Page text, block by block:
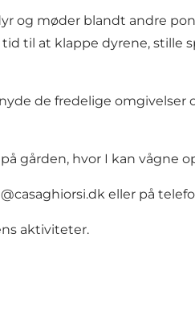
møder blandt andre
til at klappe dyrene,
de fredelige
gården, hvor I kan vågne
eller på
aktiviteter.